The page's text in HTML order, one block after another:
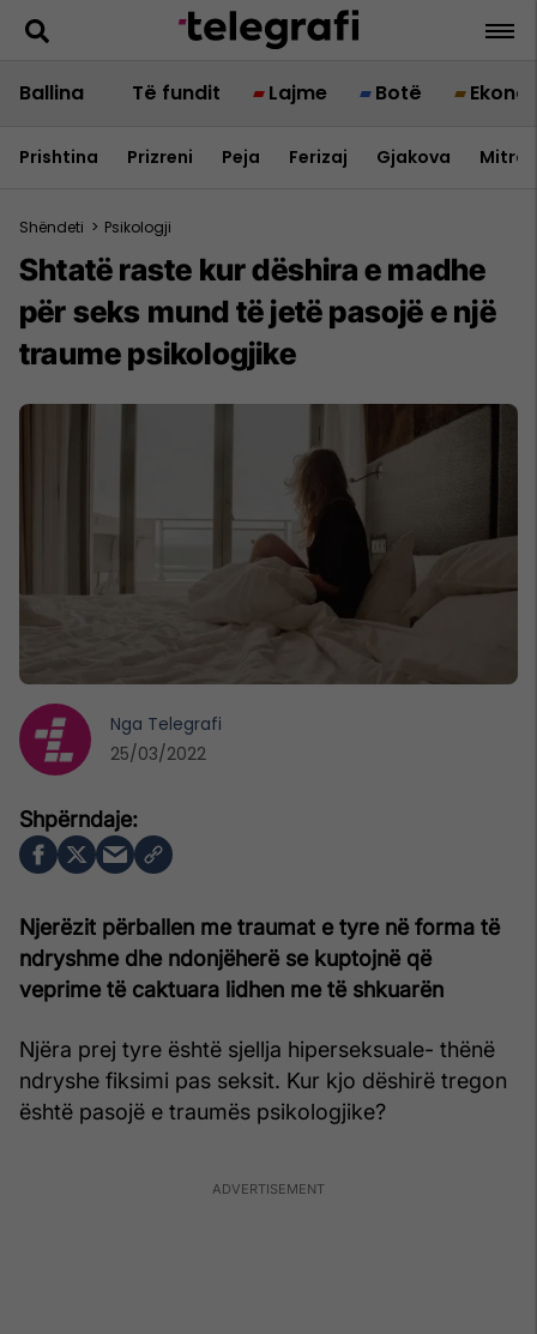
Ballina Të fundit Lajme Botë
Prishtina Prizreni Peja Ferizaj Gjakova
Shëndeti > Psikologji
Shtatë raste kur dëshira e madhe
për seks mund të jetë pasojë e një
traume psikologjike
Njerëzit përballen me traumat e tyre në forma të
ndryshme dhe ndonjëherë se kuptojnë që
veprime të caktuara lidhen me të shkuarën
Njëra prej tyre është sjellja hiperseksuale- thënë
ndryshe fiksimi pas seksit. Kur kjo dëshirë tregon
është pasojë e traumës psikologjike?
Nga Telegrafi
25/03/2022